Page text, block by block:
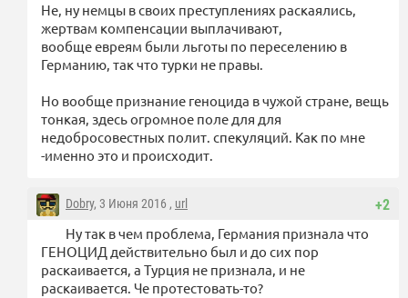
Не, ну немцы в своих преступлениях раскаялись,
жертвам компенсации выплачивают,
вообще евреям были льготы по переселению в
Германию, так что турки не правы.
Но вообще признание геноцида в чужой стране, вещь
тонкая, здесь огромное поле для для
недобросовестных полит. спекуляций. Как по мне
-именно это и происходит.
+2
Dobry, 3 Июня 2016 , url
Ну так в чем проблема, Германия признала что
ГЕНОЦИД действительно был и до сих пор
раскаивается, а Турция не признала, и не
раскаивается. Че протестовать-то?